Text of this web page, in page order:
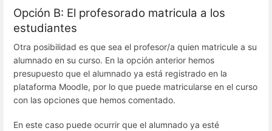
Opción B: El profesorado matricula a los
estudiantes
Otra posibilidad es que sea el profesor/a quien matricule a su
alumnado en su curso. En la opción anterior hemos
presupuesto que el alumnado ya está registrado en la
plataforma Moodle, por lo que puede matricularse en el curso
con las opciones que hemos comentado.
En este caso puede ocurrir que el alumnado ya esté